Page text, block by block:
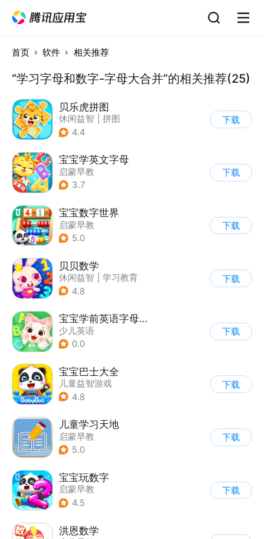
首页 软件 相关推荐
“学习字母和数字-字母大合并”的相关推荐(25)
贝乐虎拼图
休闲益智
拼图
| 学习教育
4.4
下载
宝宝学英文字母
启蒙早教
3.7
下载
宝宝数字世界
启蒙早教
5.0
下载
贝贝数学
休闲益智
学习教育
| 儿童游戏
4.8
下载
宝宝学前英语字母学习
少儿英语
0.0
下载
宝宝巴士大全
儿童益智游戏
| 启蒙早教
4.8
下载
儿童学习天地
启蒙早教
5.0
下载
宝宝玩数字
启蒙早教
4.5
下载
洪恩数学